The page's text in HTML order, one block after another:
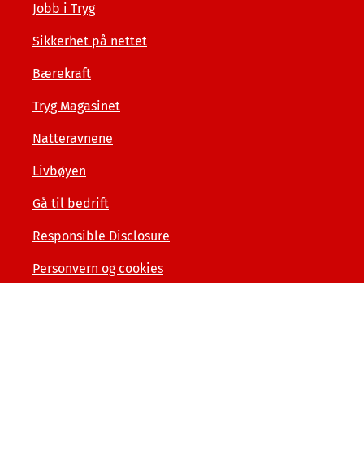
Jobb i Tryg
Sikkerhet på nettet
Bærekraft
Tryg Magasinet
Natteravnene
Livbøyen
Gå til bedrift
Responsible Disclosure
Personvern og cookies